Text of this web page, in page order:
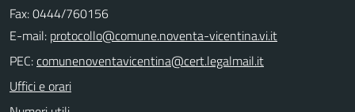
Fax: 0444/760156
E-mail:
PEC:
Uffici e orari